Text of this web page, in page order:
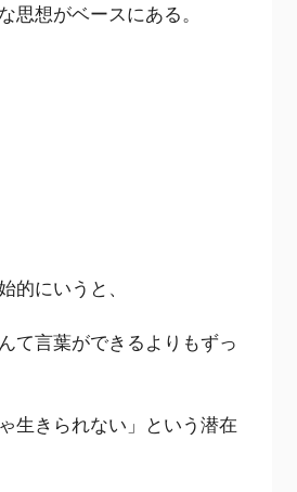
思想がベースにある。
的にいうと、
て言葉ができるよりもずっ
生きられない」という潜在